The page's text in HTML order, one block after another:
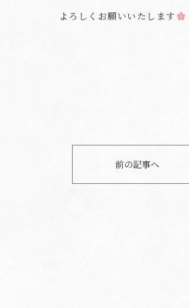
よろしくお願いいたします
前の記事へ